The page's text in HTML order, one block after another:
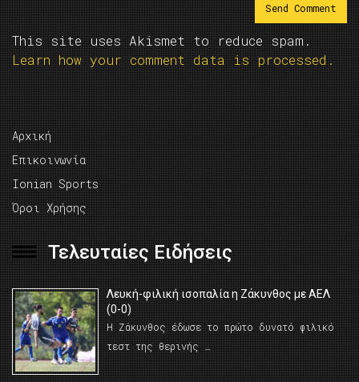
This site uses Akismet to reduce spam.
Learn how your comment data is processed.
Αρχική
Επικοινωνία
Ionian Sports
Όροι Χρήσης
Τελευταίες Ειδήσεις
Λευκή-φιλική ισοπαλία η Ζάκυνθος με ΑΕΛ
(0-0)
Η Ζάκυνθος έδωσε το πρώτο δυνατό φιλικό
τεστ της θερινής …